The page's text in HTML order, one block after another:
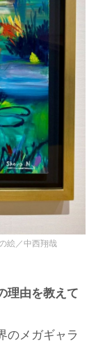
絵／中西翔哉
由を教えて
のメガギャラ